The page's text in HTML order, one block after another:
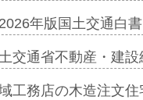
起用…
ミーレキ…
も城南エ…
年版国土交通白
交通省不動産・建
工務店の木造注文